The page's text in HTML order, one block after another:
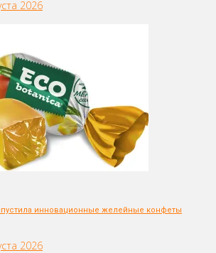
2026
инновационные желейные конфеты
2026